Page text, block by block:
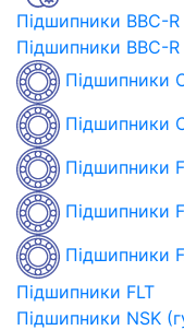
Підшипники BBC-
Підшипники BBC-
Підшипники
Підшипники
Підшипники
Підшипники
Підшипники
Підшипники FLT
Підшипники NSK